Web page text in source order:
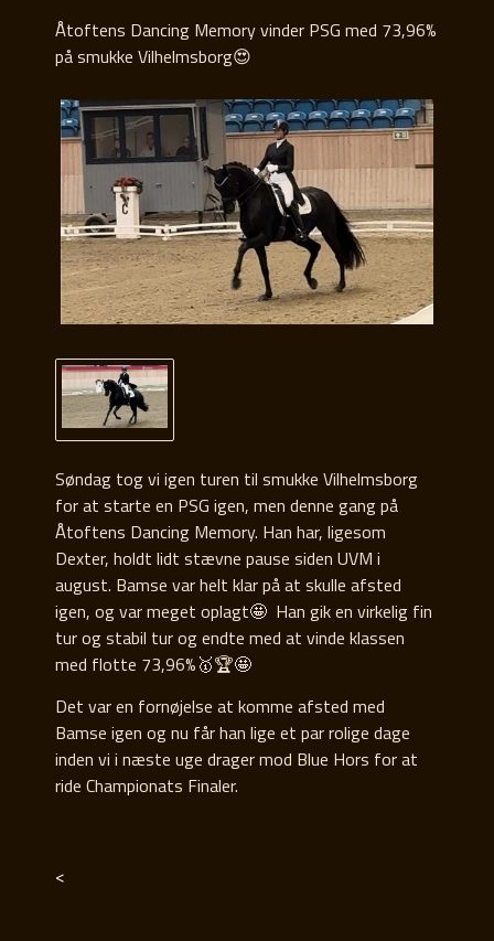
Åtoftens Dancing Memory vinder PSG med 73,96%
på smukke Vilhelmsborg😍
Søndag tog vi igen turen til smukke Vilhelmsborg
for at starte en PSG igen, men denne gang på
Åtoftens Dancing Memory. Han har, ligesom
Dexter, holdt lidt stævne pause siden UVM i
august. Bamse var helt klar på at skulle afsted
igen, og var meget oplagt🤩 Han gik en virkelig fin
tur og stabil tur og endte med at vinde klassen
med flotte 73,96%🥇🏆🤩
Det var en fornøjelse at komme afsted med
Bamse igen og nu får han lige et par rolige dage
inden vi i næste uge drager mod Blue Hors for at
ride Championats Finaler.
<